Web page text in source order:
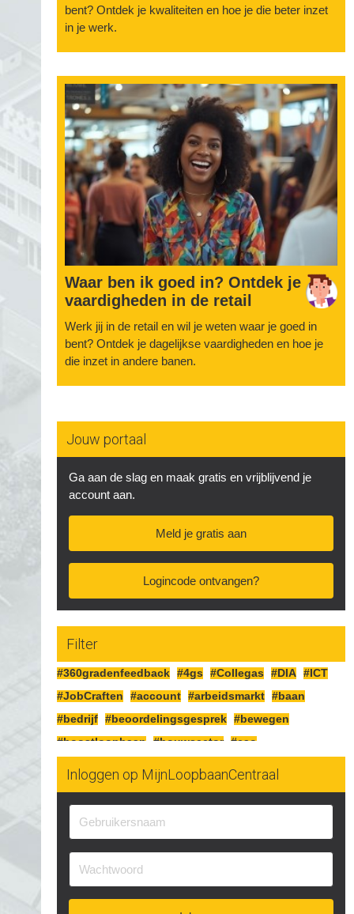
bent? Ontdek je kwaliteiten en hoe je die beter inzet
in je werk.
Waar ben ik goed in? Ontdek je
vaardigheden in de retail
Werk jij in de retail en wil je weten waar je goed in
bent? Ontdek je dagelijkse vaardigheden en hoe je
die inzet in andere banen.
Jouw portaal
Ga aan de slag en maak gratis en vrijblijvend je
account aan.
Meld je gratis aan
Logincode ontvangen?
Filter
#360gradenfeedback #4gs #Collegas #DIA #ICT
#JobCraften
#account #arbeidsmarkt #baan
#bedrijf #beoordelingsgesprek #bewegen
#boostloopbaan #bouwsector #cao
#doorgaan
#experimenteren
#financiën
#jobcraften #jobcrafting #jobcraftingstechnieken
Inloggen op MijnLoopbaanCentraal